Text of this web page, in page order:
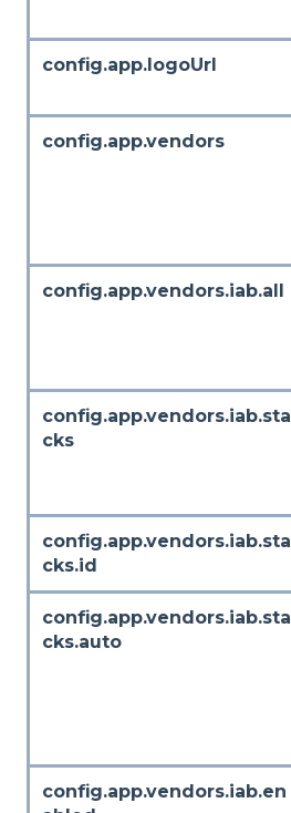
config.app.logoUrl
config.app.vendors
config.app.vendors.iab.all
config.app.vendors.iab.sta
cks
config.app.vendors.iab.sta
cks.id
config.app.vendors.iab.sta
cks.auto
config.app.vendors.iab.en